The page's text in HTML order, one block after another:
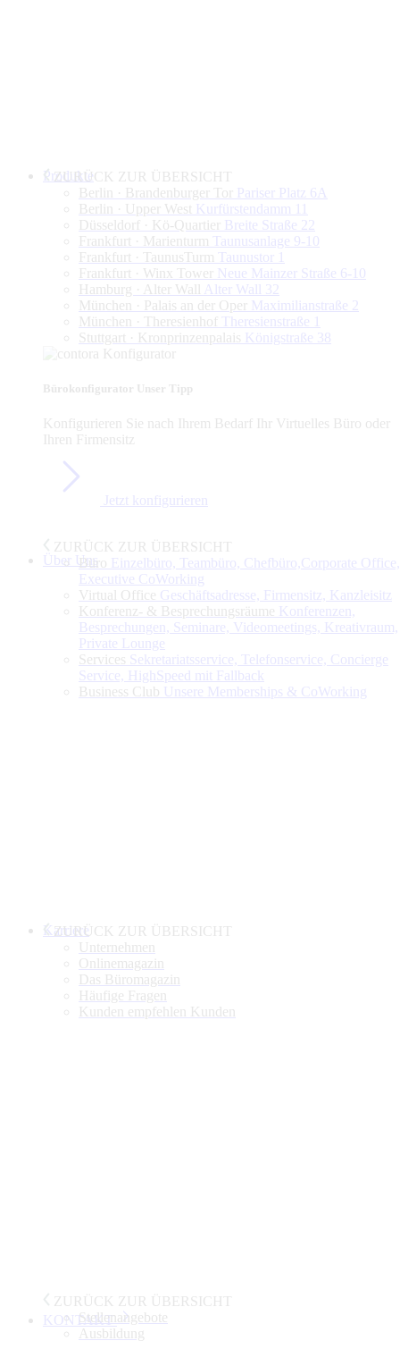
ZURÜCK ZUR ÜBERSICHT
Berlin · Brandenburger Tor
Pariser Platz 6A
Berlin · Upper West Kurfürstendamm 11
Düsseldorf · Kö-Quartier
Breite Straße 22
Frankfurt · Marienturm Taunusanlage 9-10
Frankfurt · TaunusTurm Taunustor 1
Frankfurt · Winx Tower
Neue Mainzer Straße 6-10
Hamburg · Alter Wall
Alter Wall 32
München · Palais an der Oper
Maximilianstraße 2
München · Theresienhof Theresienstraße 1
Stuttgart · Kronprinzenpalais Königstraße 38
Bürokonfigurator Unser Tipp
Konfigurieren Sie nach Ihrem Bedarf Ihr Virtuelles Büro oder
Ihren Firmensitz
Jetzt konfigurieren
Produkte
ZURÜCK ZUR ÜBERSICHT
Büro Einzelbüro, Teambüro, Chefbüro,Corporate Office,
Executive CoWorking
Virtual Office Geschäftsadresse, Firmensitz, Kanzleisitz
Konferenz- & Besprechungsräume Konferenzen,
Besprechungen, Seminare, Videomeetings, Kreativraum,
Private Lounge
Services Sekretariatsservice, Telefonservice, Concierge
Service, HighSpeed mit Fallback
Business Club Unsere Memberships & CoWorking
Über Uns
ZURÜCK ZUR ÜBERSICHT
Unternehmen
Onlinemagazin
Das Büromagazin
Häufige Fragen
Kunden empfehlen Kunden
Karriere
ZURÜCK ZUR ÜBERSICHT
Stellenangebote
Ausbildung
KONTAKT